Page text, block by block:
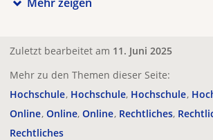
Zuletzt bearbeitet am 11. Juni 2025
Mehr zu den Themen dieser Seite:
Hochschule Hochschule Hochschule
Online Online Online Rechtliches
Rechtliches